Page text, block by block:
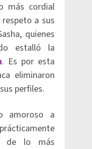
más cordial
a sus
quienes
estalló la
. Es por esta
eliminaron
perfiles.
amoroso a
de lo más